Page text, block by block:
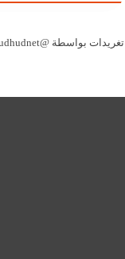
تغريدات بواسطة @alhudhudnet